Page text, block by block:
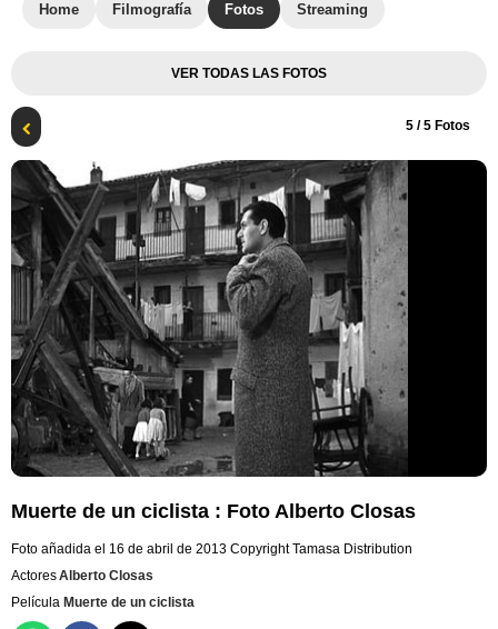
Home Filmografía Fotos Streaming
VER TODAS LAS FOTOS
5 / 5 Fotos
Muerte de un ciclista : Foto Alberto Closas
Foto añadida el 16 de abril de 2013 Copyright Tamasa Distribution
ActoresAlberto Closas
Película Muerte de un ciclista